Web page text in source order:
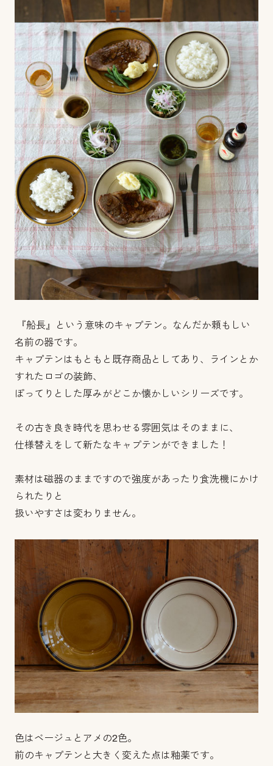
『船長』という意味のキャプテン。なんだか頼もしい
名前の器です。
キャプテンはもともと既存商品としてあり、ラインとか
すれたロゴの装飾、
ぽってりとした厚みがどこか懐かしいシリーズです。
その古き良き時代を思わせる雰囲気はそのままに、
仕様替えをして新たなキャプテンができました！
素材は磁器のままですので強度があったり食洗機にかけ
られたりと
扱いやすさは変わりません。
色はベージュとアメの2色。
前のキャプテンと大きく変えた点は釉薬です。